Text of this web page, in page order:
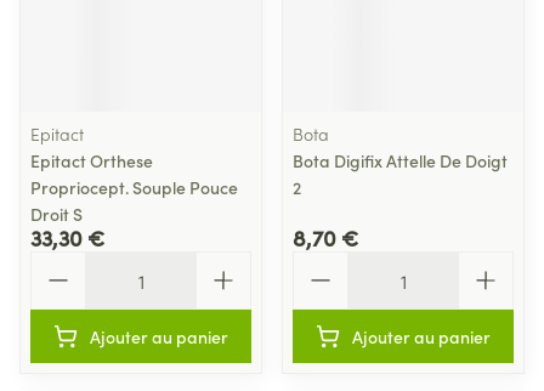
Epitact
Epitact Orthese
Propriocept. Souple Pouce
Droit S
33,30 €
Ajouter au panier
Bota
Bota Digifix Attelle De Doigt
2
8,70 €
Ajouter au panier